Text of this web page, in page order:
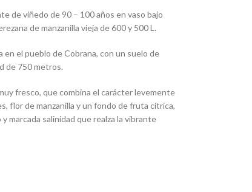
de viñedo de 90 – 100 años en vaso bajo
de manzanilla vieja de 600 y 500 L.
en el pueblo de Cobrana, con un suelo de
de 750 metros.
fresco, que combina el carácter levemente
flor de manzanilla y un fondo de fruta cítrica,
marcada salinidad que realza la vibrante